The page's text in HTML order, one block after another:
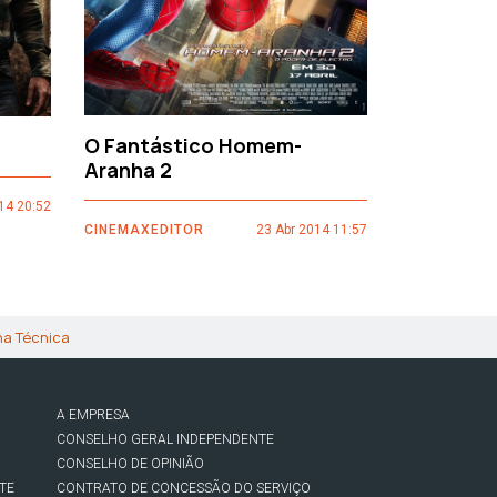
20:52
O Fantástico Homem-
Aranha 2
CINEMAXEDITOR 23 Abr 2014 11:57
Técnica
A EMPRESA
CONSELHO GERAL INDEPENDENTE
CONSELHO DE OPINIÃO
CONTRATO DE CONCESSÃO DO SERVIÇO